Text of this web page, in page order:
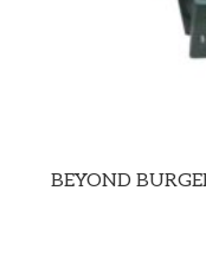
BEYOND